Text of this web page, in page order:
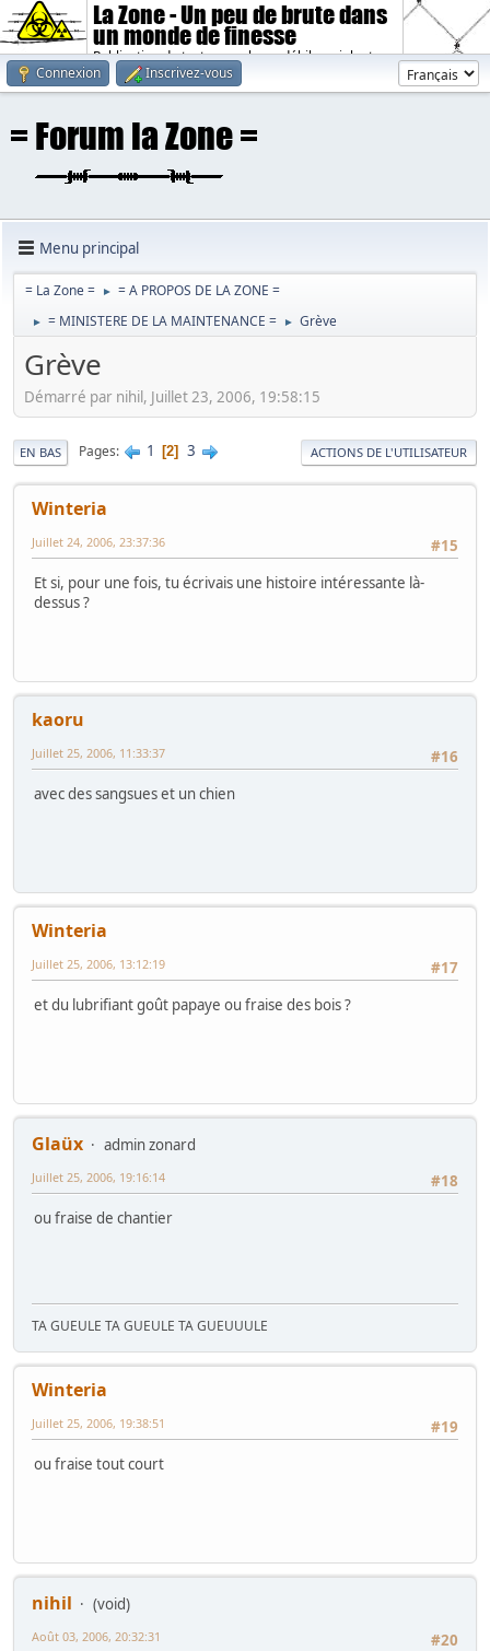
La Zone - Un peu de brute dans
un monde de finesse
Publication de textes sombres, débiles, violents.
Connexion
Inscrivez-vous
Menu principal
= La Zone = ► = A PROPOS DE LA ZONE =
► = MINISTERE DE LA MAINTENANCE = ► Grève
Grève
Démarré par nihil, Juillet 23, 2006, 19:58:15
EN BAS Pages 1 2 3 ACTIONS DE L'UTILISATEUR
Winteria
#15
Juillet 24, 2006, 23:37:36
Et si, pour une fois, tu écrivais une histoire intéressante là-
dessus ?
kaoru
#16
Juillet 25, 2006, 11:33:37
avec des sangsues et un chien
Winteria
#17
Juillet 25, 2006, 13:12:19
et du lubrifiant goût papaye ou fraise des bois ?
Glaüx
admin zonard
#18
Juillet 25, 2006, 19:16:14
ou fraise de chantier
TA GUEULE TA GUEULE TA GUEUUULE
Winteria
#19
Juillet 25, 2006, 19:38:51
ou fraise tout court
nihil
(void)
#20
Août 03, 2006, 20:32:31